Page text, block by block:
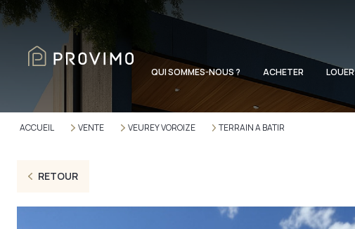
QUI SOMMES-NOUS ? ACHETER LOUER
ACCUEIL VENTE VEUREY VOROIZE TERRAIN A BATIR
RETOUR